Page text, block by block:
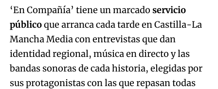
‘En Compañía’ tiene un marcado servicio
públicoque arranca cada tarde en Castilla-La
Mancha Media con entrevistas que dan
identidad regional, música en directo y las
bandas sonoras de cada historia, elegidas por
sus protagonistas con las que repasan todas